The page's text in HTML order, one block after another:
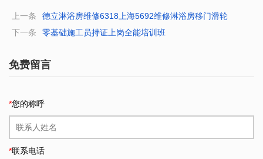
上一条
德立淋浴房维修6318上海5692维修淋浴房移门滑轮
下一条
零基础施工员持证上岗全能培训班
免费留言
*您的称呼
*联系电话